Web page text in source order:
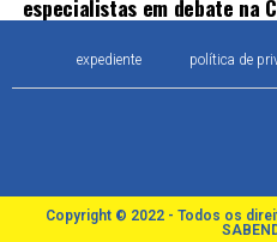
especialistas em debate na
expediente política de
Copyright © 2022 - Todos os